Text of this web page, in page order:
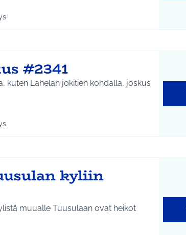
Hyvinvointi ja yhteisöllisyys
#2341
kuten Lahelan jokitien kohdalla, joskus
Hyvinvointi ja yhteisöllisyys
kyliin
muualle Tuusulaan ovat heikot